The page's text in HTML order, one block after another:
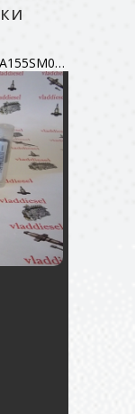
105015-0830,DLLA155SN083,DLLA155SM083,9432612684